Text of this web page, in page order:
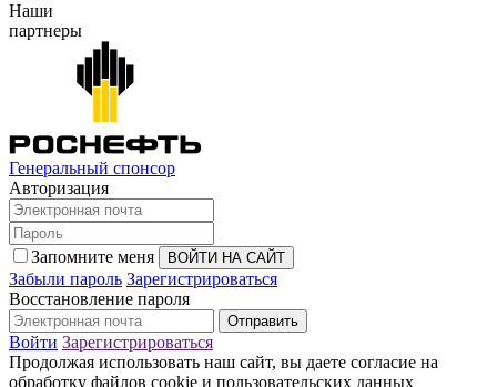
Наши
партнеры
Генеральный спонсор
Авторизация
Запомните меня
Забыли пароль Зарегистрироваться
Восстановление пароля
Войти Зарегистрироваться
Продолжая использовать наш сайт, вы даете согласие на
обработку файлов cookie и пользовательских данных